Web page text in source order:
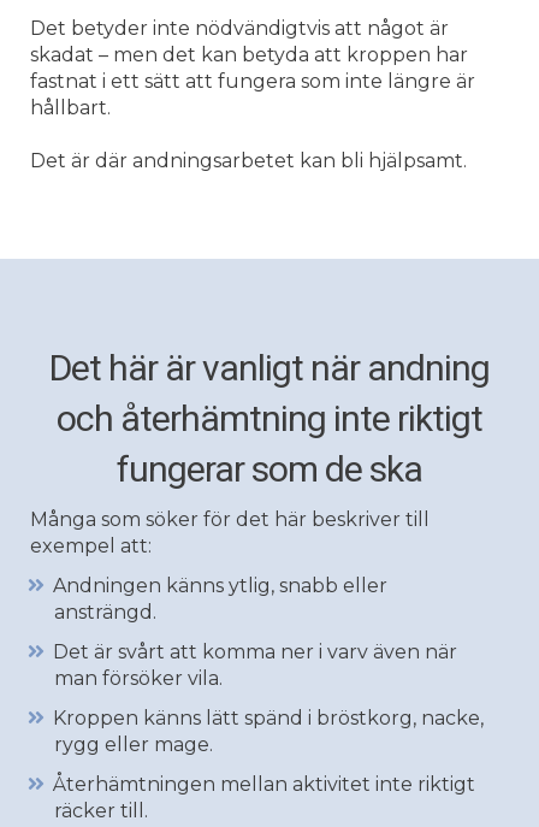
Det betyder inte nödvändigtvis att något är
skadat – men det kan betyda att kroppen har
fastnat i ett sätt att fungera som inte längre är
hållbart.
Det är där andningsarbetet kan bli hjälpsamt.
Det här är vanligt när andning
och återhämtning inte riktigt
fungerar som de ska
Många som söker för det här beskriver till
exempel att:
Andningen känns ytlig, snabb eller
ansträngd.
Det är svårt att komma ner i varv även när
man försöker vila.
Kroppen känns lätt spänd i bröstkorg, nacke,
rygg eller mage.
Återhämtningen mellan aktivitet inte riktigt
räcker till.